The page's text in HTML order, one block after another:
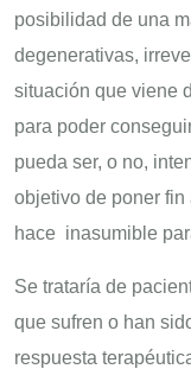
posibilidad de una
degenerativas,
situación que viene
para poder
pueda ser, o no,
objetivo de poner
hace inasumible
Se trataría de
que sufren o han
respuesta